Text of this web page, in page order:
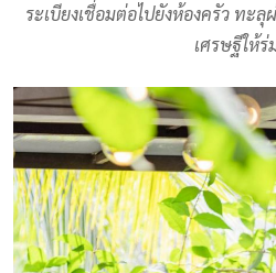
ระเบียงเชื่อมต่อไปยังห้องครัว ทะ
เศรษฐีให้ร่